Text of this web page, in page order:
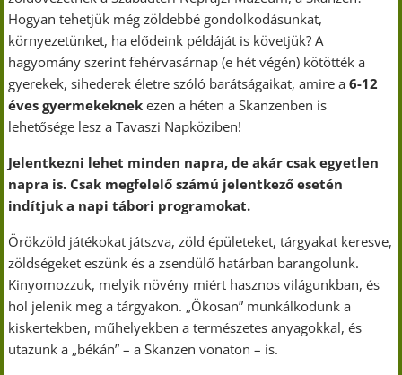
Hogyan tehetjük még zöldebbé gondolkodásunkat,
környezetünket, ha elődeink példáját is követjük? A
hagyomány szerint fehérvasárnap (e hét végén) kötötték a
gyerekek, sihederek életre szóló barátságaikat, amire a6-12
éves gyermekeknek ezen a héten a Skanzenben is
lehetősége lesz a Tavaszi Napköziben!
Jelentkezni lehet minden napra, de akár csak egyetlen
napra is. Csak megfelelő számú jelentkező esetén
indítjuk a napi tábori programokat.
Örökzöld játékokat játszva, zöld épületeket, tárgyakat keresve,
zöldségeket eszünk és a zsendülő határban barangolunk.
Kinyomozzuk, melyik növény miért hasznos világunkban, és
hol jelenik meg a tárgyakon. „Ökosan” munkálkodunk a
kiskertekben, műhelyekben a természetes anyagokkal, és
utazunk a „békán” – a Skanzen vonaton – is.